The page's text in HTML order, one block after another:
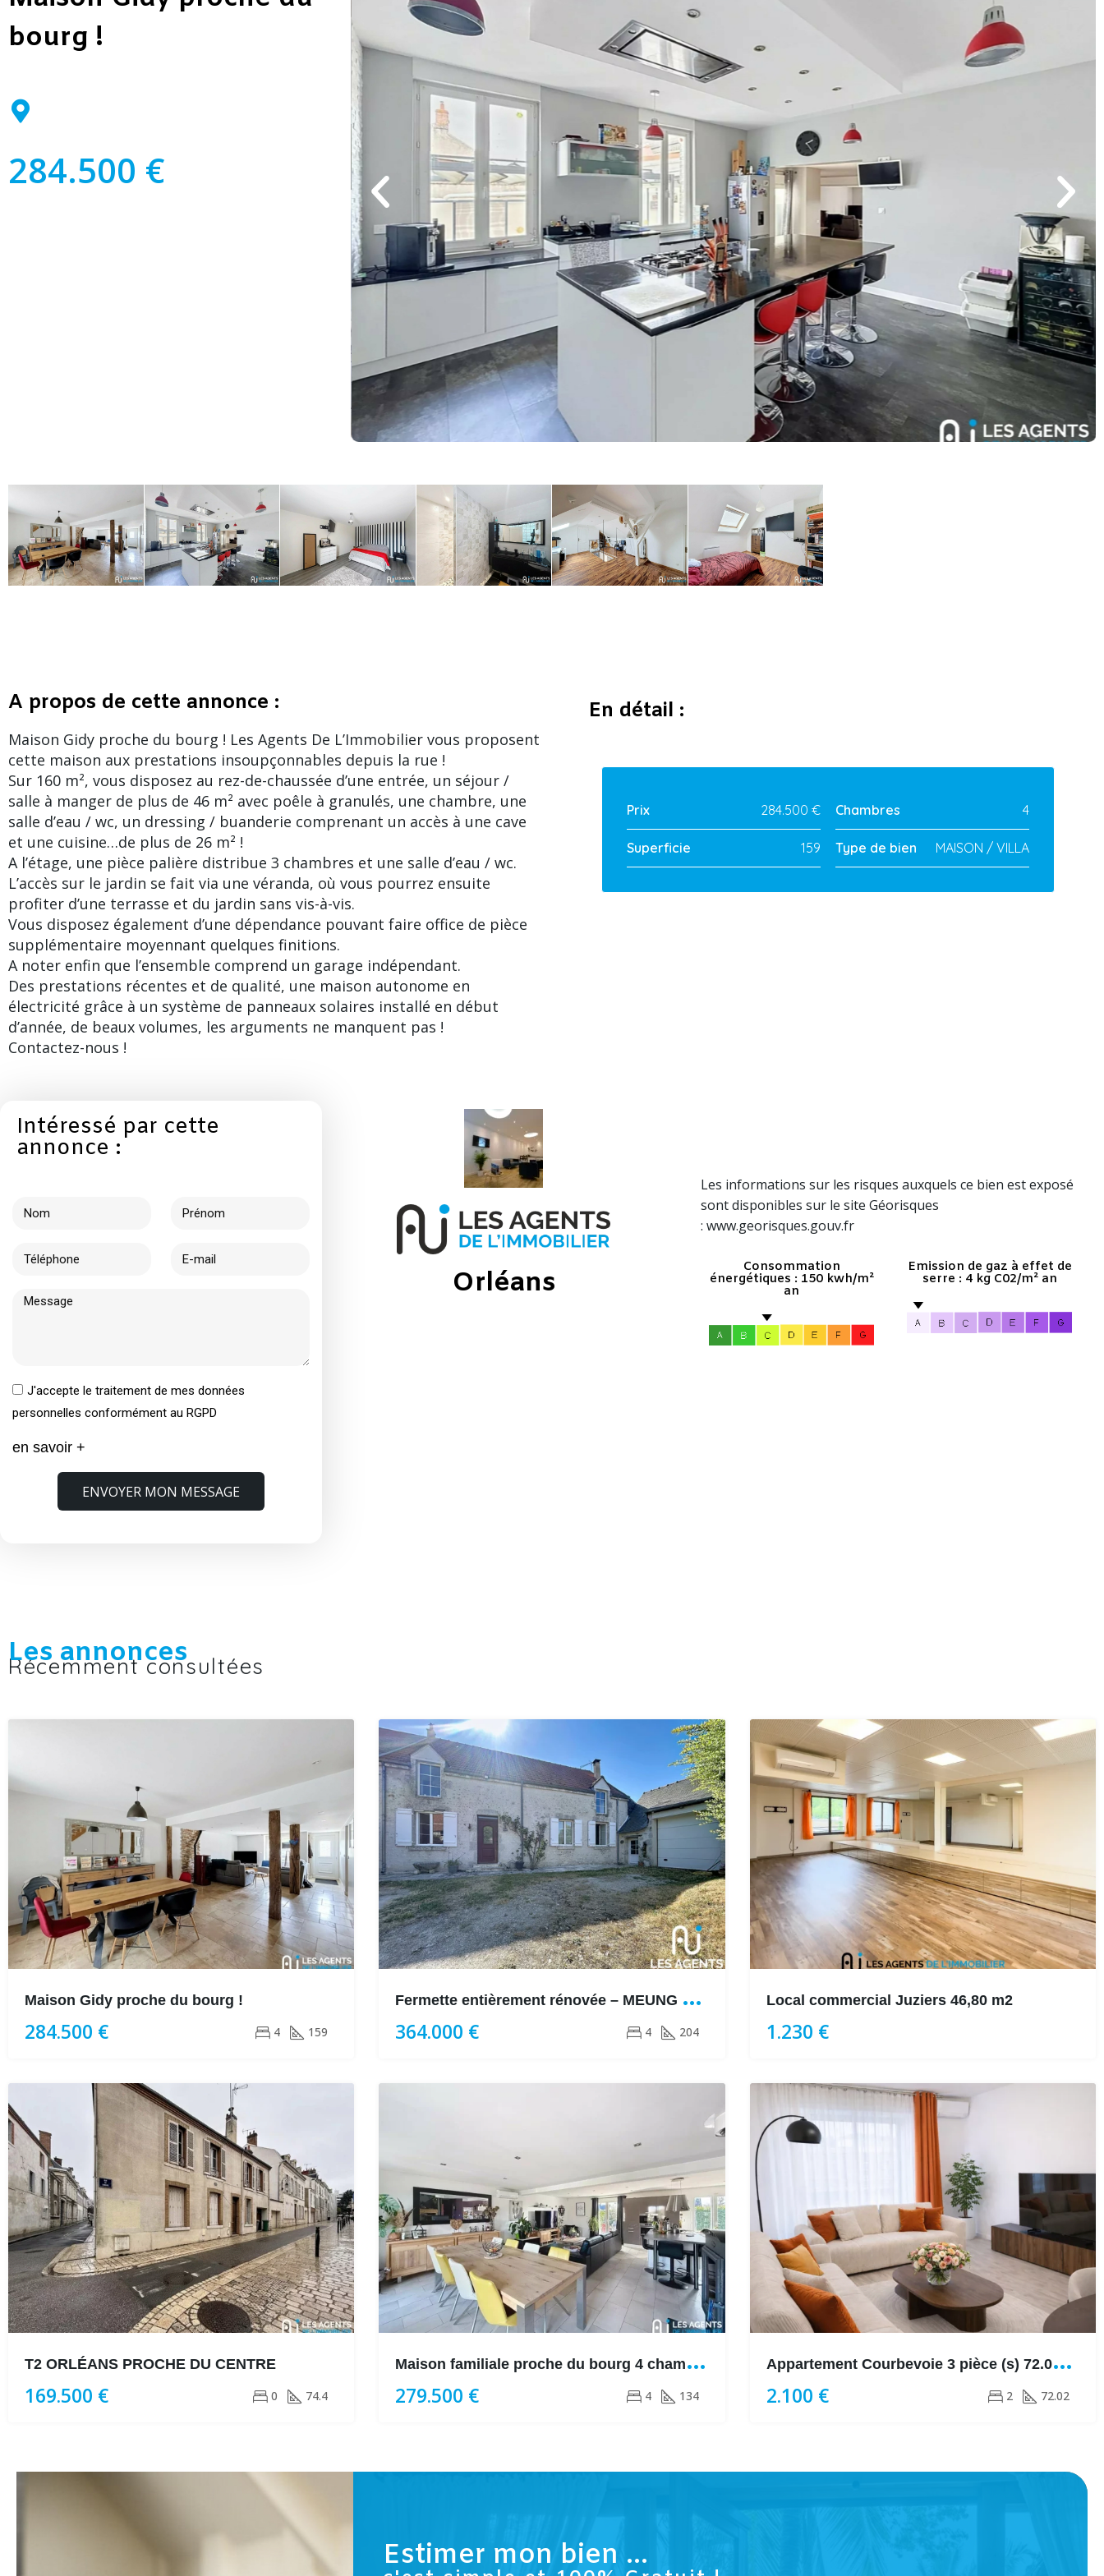
bourg !
284.500 €
A propos de cette annonce :
Maison Gidy proche du bourg ! Les Agents De L’Immobilier vous proposent
cette maison aux prestations insoupçonnables depuis la rue !
Sur 160 m², vous disposez au rez-de-chaussée d’une entrée, un séjour /
salle à manger de plus de 46 m² avec poêle à granulés, une chambre, une
salle d’eau / wc, un dressing / buanderie comprenant un accès à une cave
et une cuisine…de plus de 26 m² !
A l’étage, une pièce palière distribue 3 chambres et une salle d’eau / wc.
L’accès sur le jardin se fait via une véranda, où vous pourrez ensuite
profiter d’une terrasse et du jardin sans vis-à-vis.
Vous disposez également d’une dépendance pouvant faire office de pièce
supplémentaire moyennant quelques finitions.
A noter enfin que l’ensemble comprend un garage indépendant.
Des prestations récentes et de qualité, une maison autonome en
électricité grâce à un système de panneaux solaires installé en début
d’année, de beaux volumes, les arguments ne manquent pas !
Contactez-nous !
En détail :
Prix 284.500 €
Superficie 159
Chambres 4
Type de bien MAISON / VILLA
Intéressé par cette
annonce :
J'accepte le traitement de mes données
personnelles conformément au RGPD
en savoir +
ENVOYER MON MESSAGE
Orléans
Les informations sur les risques auxquels ce bien est exposé
sont disponibles sur le site Géorisques
: www.georisques.gouv.fr
Consommation
énergétiques : 150 kwh/m²
an
Emission de gaz à effet de
serre : 4 kg C02/m² an
Les annonces
Récemment consultées
Maison Gidy proche du bourg !
284.500 € 4 159
F
ermette entièrement rénovée – MEUNG SUR LOIRE (45130)
364.000 € 4 204
Local commercial Juziers 46,80 m2
1.230 €
T2 ORLÉANS PROCHE DU CENTRE
169.500 € 0 74.4
M
aison familiale proche du bourg 4 chambres
279.500 € 4 134
A
ppartement Courbevoie 3 pièce (s) 72.02m + Balcon
2.100 € 2 72.02
Estimer mon bien ...